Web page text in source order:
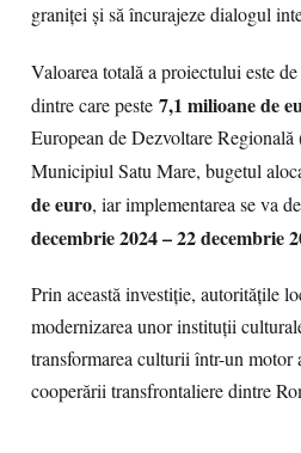
graniței și să încurajeze dialogul
Valoarea totală a proiectului este de
dintre care peste 7,1 milioane de
European de Dezvoltare
Municipiul Satu Mare, bugetul
de euro, iar implementarea se va
decembrie 2024 – 22 decembrie
Prin această investiție, autoritățile
modernizarea unor instituții
transformarea culturii într-un motor
cooperării transfrontaliere dintre